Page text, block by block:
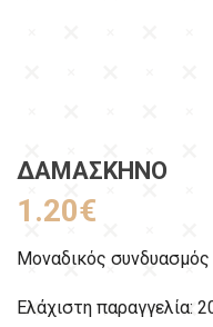
ΔΑΜΆΣΚΗΝΟ
1.20€
Μοναδικός
Ελάχιστη παραγγελία: